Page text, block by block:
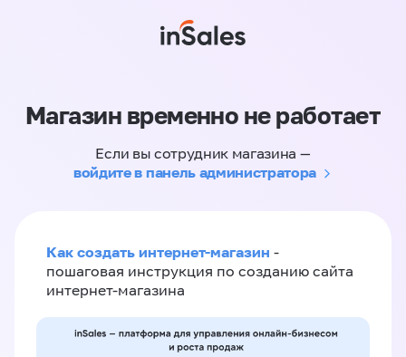
Магазин временно не работает
Если вы сотрудник магазина —
войдите в панель администратора
Как создать интернет-магазин -
пошаговая инструкция по созданию сайта
интернет-магазина